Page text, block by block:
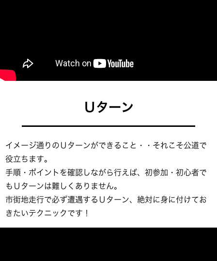
Ｕターン
イメージ通りのＵターンができること・・それこそ公道で
役立ちます。
手順・ポイントを確認しながら行えば、初参加・初心者で
もＵターンは難しくありません。
市街地走行で必ず遭遇するＵターン、絶対に身に付けてお
きたいテクニックです！